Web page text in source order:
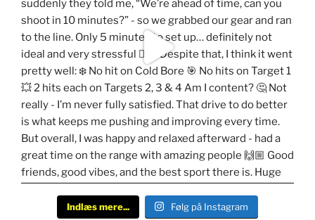
Indlæs mere... Følg på Instagram